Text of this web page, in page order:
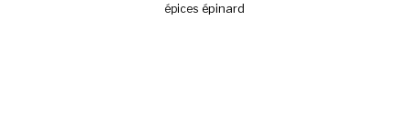
épices épinard